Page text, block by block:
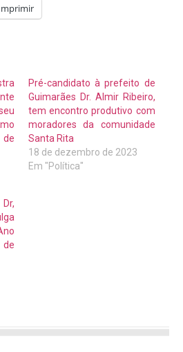
Pré-candidato à prefeito de
Guimarães Dr. Almir Ribeiro,
tem encontro produtivo com
moradores da comunidade
Santa Rita
18 de dezembro de 2023
Em "Política"
de